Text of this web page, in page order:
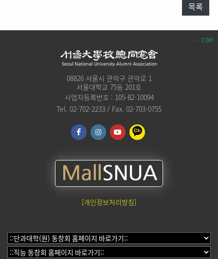
목록
TOP
08826 서울시 관악구 관악로 1
서울대학교 75동 201호
사업자등록번호 : 105-82-10094
Tel. 02-702-2233 / Fax. 02-703-0755
[개인정보처리방침]